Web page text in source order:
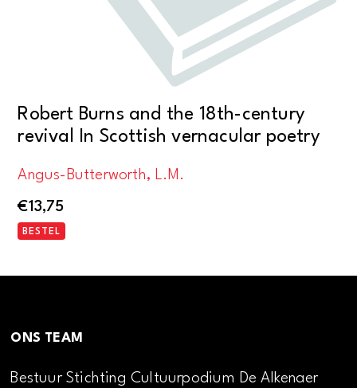
Robert Burns and the 18th-century
revival In Scottish vernacular poetry
Angus-Butterworth, L.M.
€13,75
BESTEL
ONS TEAM
Bestuur Stichting Cultuurpodium De Alkenaer